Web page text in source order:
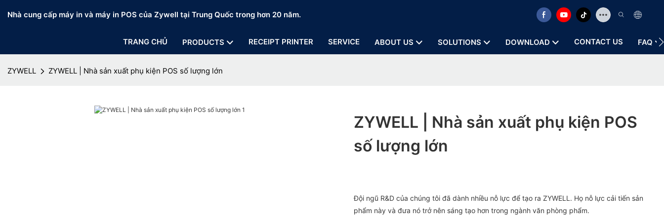
Nhà cung cấp máy in và máy in POS của Zywell tại Trung Quốc trong hơn 20 năm.
TRANG CHỦ PRODUCTS RECEIPT PRINTER SERVICE ABOUT US SOLUTIONS DOWNLOAD CONTACT US FAQ
ZYWELL ZYWELL | Nhà sản xuất phụ kiện POS số lượng lớn
ZYWELL | Nhà sản xuất phụ kiện POS
số lượng lớn
Đội ngũ R&D của chúng tôi đã dành nhiều nỗ lực để tạo ra ZYWELL. Họ nỗ lực cải tiến sản
phẩm này và đưa nó trở nên sáng tạo hơn trong ngành văn phòng phẩm.